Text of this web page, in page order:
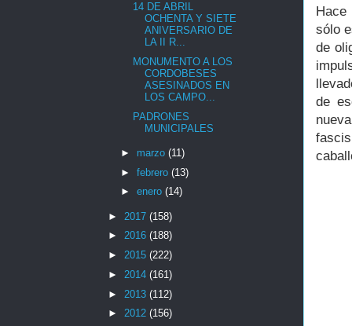
Hace
sólo
de
de
14 DE ABRIL
OCHENTA Y SIETE
ANIVERSARIO DE
LA II R...
MONUMENTO A LOS
CORDOBESES
ASESINADOS EN
LOS CAMPO...
PADRONES
MUNICIPALES
► marzo (11)
► febrero (13)
► enero (14)
► 2017 (158)
► 2016 (188)
► 2015 (222)
► 2014 (161)
► 2013 (112)
► 2012 (156)